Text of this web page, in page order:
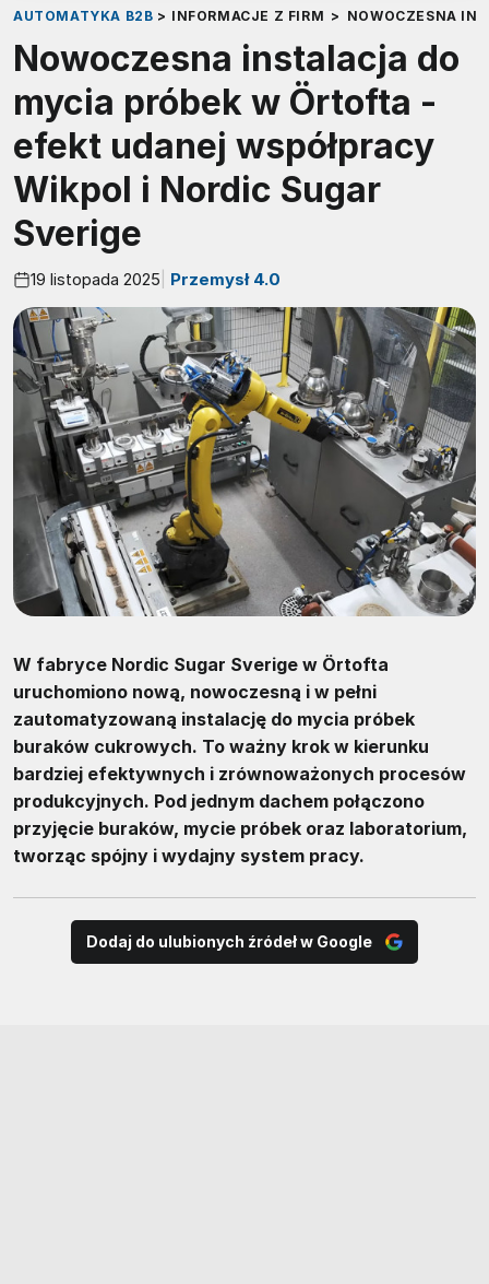
AUTOMATYKA B2B > INFORMACJE Z FIRM > NOWOCZESNA
Nowoczesna instalacja do
mycia próbek w Örtofta -
efekt udanej współpracy
Wikpol i Nordic Sugar
Sverige
19 listopada 2025 Przemysł 4.0
W fabryce Nordic Sugar Sverige w Örtofta
uruchomiono nową, nowoczesną i w pełni
zautomatyzowaną instalację do mycia próbek
buraków cukrowych. To ważny krok w kierunku
bardziej efektywnych i zrównoważonych procesów
produkcyjnych. Pod jednym dachem połączono
przyjęcie buraków, mycie próbek oraz laboratorium,
tworząc spójny i wydajny system pracy.
Dodaj do ulubionych źródeł w Google